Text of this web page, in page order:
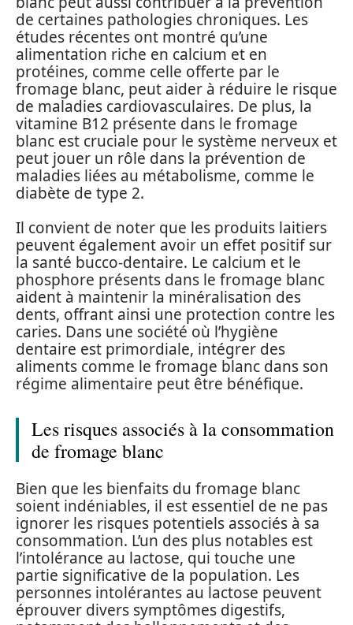
de certaines pathologies chroniques. Les
études récentes ont montré qu’une
alimentation riche en calcium et en
protéines, comme celle offerte par le
fromage blanc, peut aider à réduire le risque
de maladies cardiovasculaires. De plus, la
vitamine B12 présente dans le fromage
blanc est cruciale pour le système nerveux et
peut jouer un rôle dans la prévention de
maladies liées au métabolisme, comme le
diabète de type 2.
Il convient de noter que les produits laitiers
peuvent également avoir un effet positif sur
la santé bucco-dentaire. Le calcium et le
phosphore présents dans le fromage blanc
aident à maintenir la minéralisation des
dents, offrant ainsi une protection contre les
caries. Dans une société où l’hygiène
dentaire est primordiale, intégrer des
aliments comme le fromage blanc dans son
régime alimentaire peut être bénéfique.
Les risques associés à la consommation
de fromage blanc
Bien que les bienfaits du fromage blanc
soient indéniables, il est essentiel de ne pas
ignorer les risques potentiels associés à sa
consommation. L’un des plus notables est
l’intolérance au lactose, qui touche une
partie significative de la population. Les
personnes intolérantes au lactose peuvent
éprouver divers symptômes digestifs,